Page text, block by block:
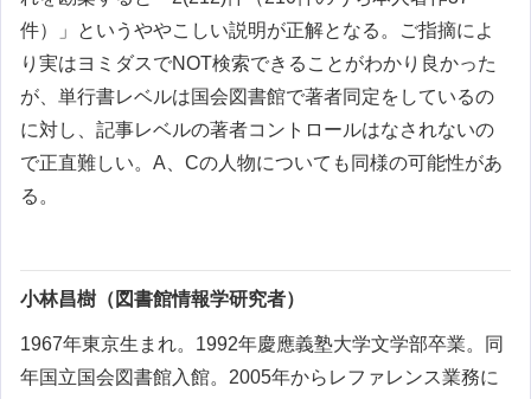
件）」というややこしい説明が正解となる。ご指摘によ
り実はヨミダスでNOT検索できることがわかり良かった
が、単行書レベルは国会図書館で著者同定をしているの
に対し、記事レベルの著者コントロールはなされないの
で正直難しい。A、Cの人物についても同様の可能性があ
る。
小林昌樹（図書館情報学研究者）
1967年東京生まれ。1992年慶應義塾大学文学部卒業。同
年国立国会図書館入館。2005年からレファレンス業務に